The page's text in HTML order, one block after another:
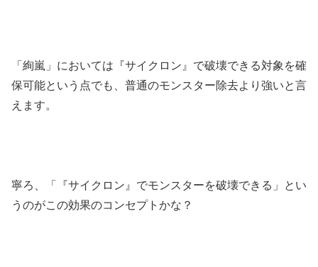
「絢嵐」においては『サイクロン』で破壊できる対象を確
保可能という点でも、普通のモンスター除去より強いと言
えます。
寧ろ、「『サイクロン』でモンスターを破壊できる」とい
うのがこの効果のコンセプトかな？